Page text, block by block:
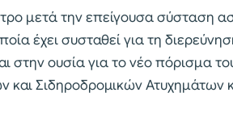
μετά την επείγουσα σύσταση
έχει συσταθεί για τη
στην ουσία για το νέο πόρισμα
Σιδηροδρομικών Ατυχημάτων